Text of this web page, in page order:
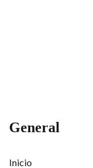
General
Inicio